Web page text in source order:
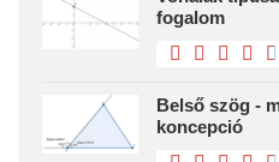
fogalom
Belső szög -
koncepció